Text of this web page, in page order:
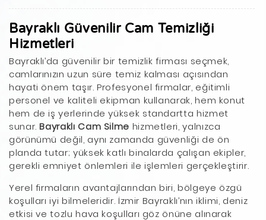
Bayraklı Güvenilir Cam Temizliği
Hizmetleri
Bayraklı’da güvenilir bir temizlik firması seçmek,
camlarınızın uzun süre temiz kalması açısından
hayati önem taşır. Profesyonel firmalar, eğitimli
personel ve kaliteli ekipman kullanarak, hem konut
hem de iş yerlerinde yüksek standartta hizmet
sunar.Bayraklı Cam Silme hizmetleri, yalnızca
görünümü değil, aynı zamanda güvenliği de ön
planda tutar; yüksek katlı binalarda çalışan ekipler,
gerekli emniyet önlemleri ile işlemleri gerçekleştirir.
Yerel firmaların avantajlarından biri, bölgeye özgü
koşulları iyi bilmeleridir. İzmir Bayraklı’nın iklimi, deniz
etkisi ve tozlu hava koşulları göz önüne alınarak